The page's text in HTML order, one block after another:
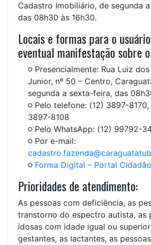
Cadastro Imobiliário, de segunda
das 08h30 às 16h30.
Locais e formas para o
eventual manifestação sobre
Presencialmente: Rua Luiz
Junior, nº 50 – Centro,
segunda a sexta-feira, das
Pelo telefone: (12) 3897-
3897-8108
Pelo WhatsApp: (12) 99792-
Por e-mail:
Forma Digital – Portal Cidadão
Prioridades de atendimento:
As pessoas com deficiência, as
transtorno do espectro autista, as
idosas com idade igual ou
gestantes, as lactantes, as